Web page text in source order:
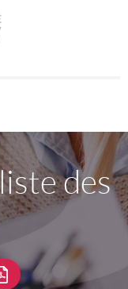
des